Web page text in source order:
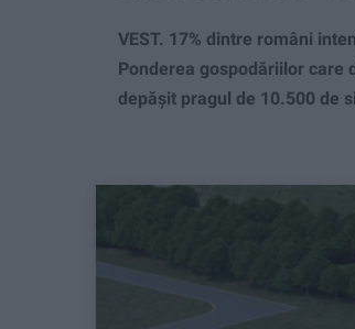
VEST. 17% dintre români
Ponderea gospodăriilor care
depășit pragul de 10.500 de